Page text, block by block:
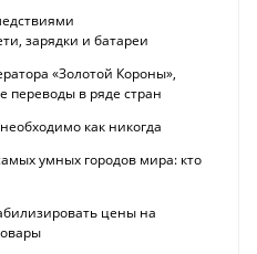
зарядки и батареи
«Золотой Короны»,
переводы в ряде стран
как никогда
умных городов мира: кто
цены на